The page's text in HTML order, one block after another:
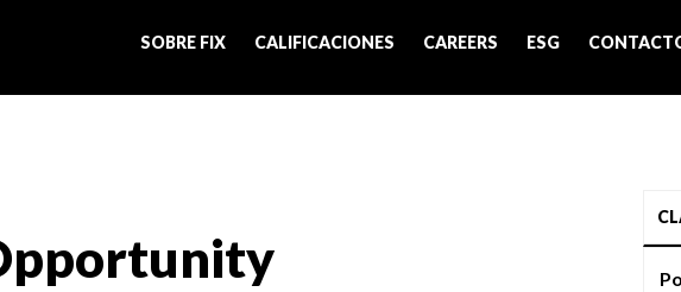
SOBRE FIX CALIFICACIONES CAREERS ESG